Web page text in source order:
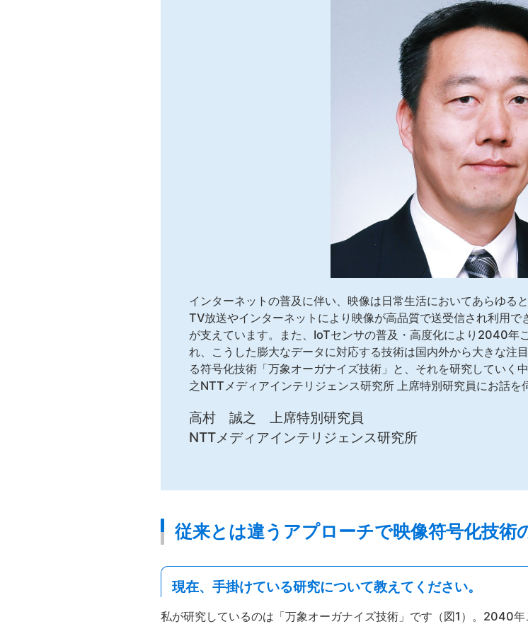
インターネットの普及に伴い、映像は日常生活においてあらゆる
TV放送やインターネットにより映像が高品質で送受信され利用
が支えています。また、IoTセンサの普及・高度化により2040年
れ、こうした膨大なデータに対応する技術は国内外から大きな注
る符号化技術「万象オーガナイズ技術」と、それを研究していく
之NTTメディアインテリジェンス研究所 上席特別研究員にお話を
高村 誠之 上席特別研究員
NTTメディアインテリジェンス研究所
従来とは違うアプローチで映像符号化技術
現在、手掛けている研究について教えてください。
私が研究しているのは「万象オーガナイズ技術」です（図1）。2040